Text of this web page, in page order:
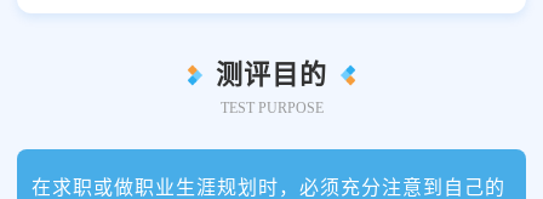
测评目的
TEST PURPOSE
在求职或做职业生涯规划时，必须充分注意到自己的